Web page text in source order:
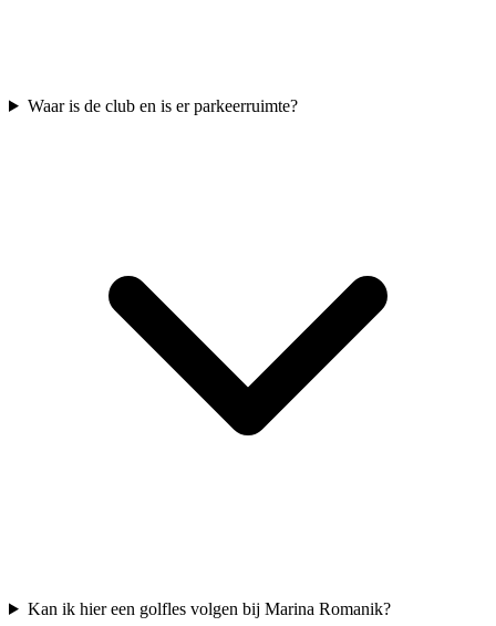
Waar is de club en is er parkeerruimte?
Kan ik hier een golfles volgen bij Marina Romanik?